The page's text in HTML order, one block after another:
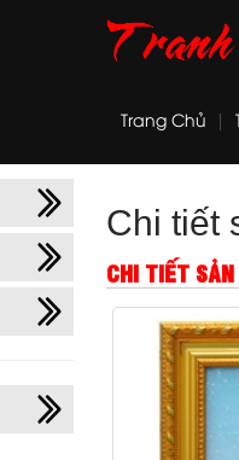
Trang Chủ
Chi tiết
CHI TIẾT